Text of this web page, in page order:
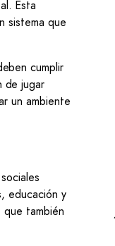
Esta
sistema que
cumplir
de jugar
un ambiente
educación y
también